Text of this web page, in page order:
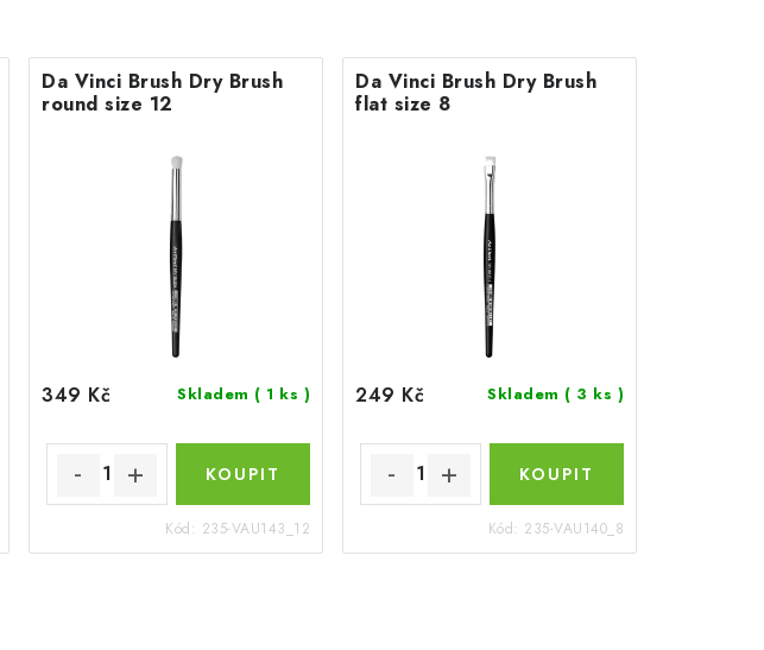
Da Vinci Brush Dry Brush
round size 12
349 Kč Skladem ( 1 ks )
Kód: 235-VAU143_12
Da Vinci Brush Dry Brush
flat size 8
249 Kč Skladem ( 3 ks )
Kód: 235-VAU140_8